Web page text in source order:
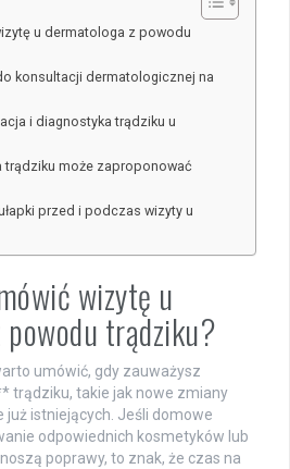
u dermatologa z powodu
konsultacji dermatologicznej na
i diagnostyka trądziku u
trądziku może zaproponować
przed i podczas wizyty u
wizytę u
trądziku?
umówić, gdy zauważysz
trądziku, takie jak nowe zmiany
już istniejących. Jeśli domowe
odpowiednich kosmetyków lub
poprawy, to znak, że czas na